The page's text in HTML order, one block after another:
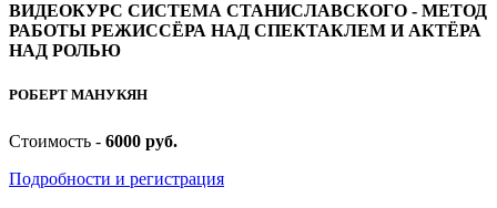
ВИДЕОКУРС СИСТЕМА СТАНИСЛАВСКОГО - МЕТОД
РАБОТЫ РЕЖИССЁРА НАД СПЕКТАКЛЕМ И АКТЁРА
НАД РОЛЬЮ
РОБЕРТ МАНУКЯН
Стоимость - 6000 руб.
Подробности и регистрация